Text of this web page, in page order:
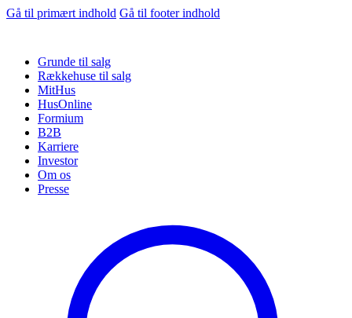
Gå til primært indhold Gå til footer indhold
Grunde til salg
Rækkehuse til salg
MitHus
HusOnline
Formium
B2B
Karriere
Investor
Om os
Presse